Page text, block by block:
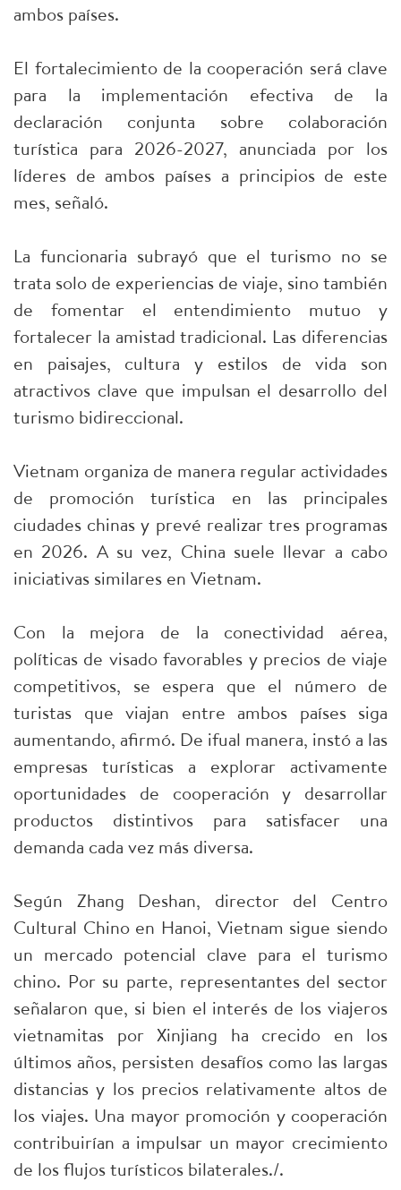
ambos países.
El fortalecimiento de la cooperación será clave
para la implementación efectiva de la
declaración conjunta sobre colaboración
turística para 2026-2027, anunciada por los
líderes de ambos países a principios de este
mes, señaló.
La funcionaria subrayó que el turismo no se
trata solo de experiencias de viaje, sino también
de fomentar el entendimiento mutuo y
fortalecer la amistad tradicional. Las diferencias
en paisajes, cultura y estilos de vida son
atractivos clave que impulsan el desarrollo del
turismo bidireccional.
Vietnam organiza de manera regular actividades
de promoción turística en las principales
ciudades chinas y prevé realizar tres programas
en 2026. A su vez, China suele llevar a cabo
iniciativas similares en Vietnam.
Con la mejora de la conectividad aérea,
políticas de visado favorables y precios de viaje
competitivos, se espera que el número de
turistas que viajan entre ambos países siga
aumentando, afirmó. De ifual manera, instó a las
empresas turísticas a explorar activamente
oportunidades de cooperación y desarrollar
productos distintivos para satisfacer una
demanda cada vez más diversa.
Según Zhang Deshan, director del Centro
Cultural Chino en Hanoi, Vietnam sigue siendo
un mercado potencial clave para el turismo
chino. Por su parte, representantes del sector
señalaron que, si bien el interés de los viajeros
vietnamitas por Xinjiang ha crecido en los
últimos años, persisten desafíos como las largas
distancias y los precios relativamente altos de
los viajes. Una mayor promoción y cooperación
contribuirían a impulsar un mayor crecimiento
de los flujos turísticos bilaterales./.